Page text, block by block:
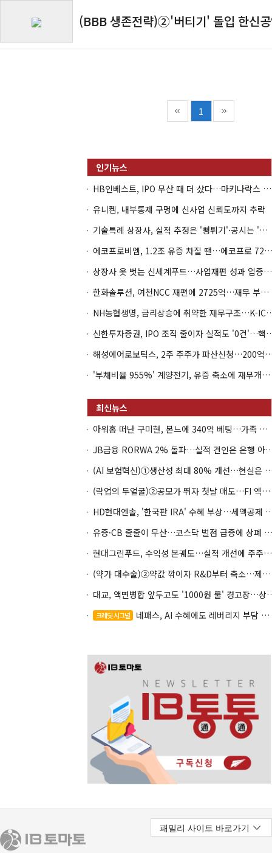
(BBB 생존전략)②'버티기' 돌입 한신
1
HB인베스트, IPO 무산 때 더 샀다…마키나락스 투자 2.7배 회수
유니켐, 내부통제 구멍에 신사업 신뢰도까지 추락
기술특례 상장사, 실적 추정은 '뻥튀기'·공시는 '누락'
에코프로비엠, 1.2조 유증 차질 땐…에코프로 7270억 '독박'
상장사 옷 벗는 신세계푸드…사업재편 성과 입증할까
한화솔루션, 여천NCC 재편에 2725억…재무 부담 커지나
NH농협생명, 금리상승에 취
신한투자증권, IPO 조직 줄
해성에어로보틱스, 2주 주주가 파산
'부채비율 955%' 계양전기, 유증 축소에 재무개선 효과 '뚝'
아워홈 떠난 구미현, 본느에 340억 베팅…가족 지배체제 구축
JB금융 RORWA 2% 돌파…실
(AI 보험혁신)①생산성 최대 80%
(락업의 두얼굴)②공모가 뛰자 첫날 매도…FI 엑시트 전략 갈렸다
HD현대엔솔, '한국판 IRA' 수혜
유증·CB 줄줄이 무산…코스닥 벌점 급증에 상폐 압박
현대그린푸드, 수익성 본궤도…실적 개선에 주주환원까지
(약가 대수술)②약값 깎이자 R&D부터 축소…제약업계 비상경영 돌입
대교, 액면병합 앞두고
크레딧 시그널 네패스, AI 수혜에도 레버리지 부담 여전